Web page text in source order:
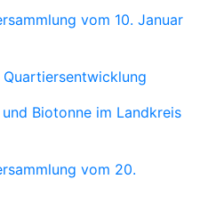
vom 10. Januar
Biotonne im Landkreis
vom 20.